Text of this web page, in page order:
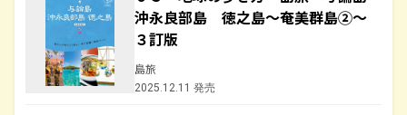
沖永良部島 徳之島～奄美群島②～
３訂版
島旅
2025.12.11 発売